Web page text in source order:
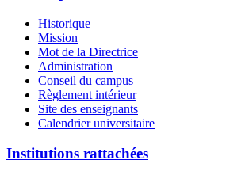
Historique
Mission
Mot de la Directrice
Administration
Conseil du campus
Règlement intérieur
Site des enseignants
Calendrier universitaire
Institutions rattachées